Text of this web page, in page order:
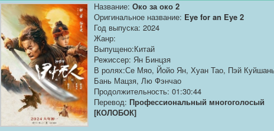
Название: Око за око 2
Оригинальное название: Eye for an Eye 2
Год выпуска: 2024
Жанр:
Выпущено:Китай
Режиссер: Ян Бинцзя
В ролях:Се Мяо, Йойо Ян, Хуан Тао, Пэй
Бань Мацзя, Лю Фэнчао
Продолжительность: 01:30:44
Перевод: Профессиональный многоголосый
[КОЛОБОК]